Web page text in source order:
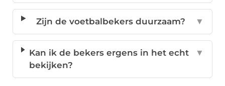
Zijn de voetbalbekers duurzaam? ▼
Kan ik de bekers ergens in het echt
bekijken?
▼